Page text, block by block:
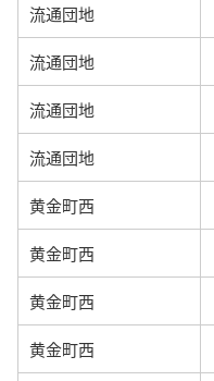
流通団地
流通団地
流通団地
流通団地
黄金町西
黄金町西
黄金町西
黄金町西